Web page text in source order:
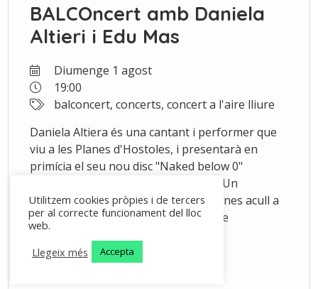
BALCOncert amb Daniela
Altieri i Edu Mas
Diumenge 1 agost
19:00
balconcert, concerts, concert a l'aire lliure
Daniela Altiera és una cantant i performer que
viu a les Planes d'Hostoles, i presentarà en
primícia el seu nou disc "Naked below 0"
juntament amb el pianista Edu Mas. Un
diumenge al mes, un balcó de les Planes acull a
músics emergents i experimentats de
quilòmetre zero.
Utilitzem cookies pròpies i de tercers
per al correcte funcionament del lloc
web.
Llegeix més
Accepta